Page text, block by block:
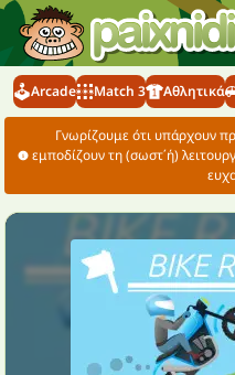
Arcade Match 3 Αθλητικά
Γνωρίζουμε ότι υπάρχουν
εμποδίζουν τη (σωστ΄ή)